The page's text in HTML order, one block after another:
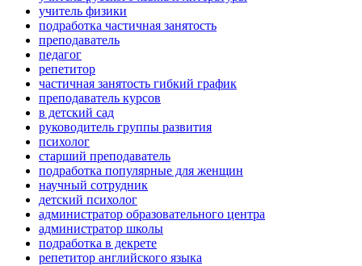
учитель физики
подработка частичная занятость
преподаватель
педагог
репетитор
частичная занятость гибкий график
преподаватель курсов
в детский сад
руководитель группы развития
психолог
старший преподаватель
подработка популярные для женщин
научный сотрудник
детский психолог
администратор образовательного центра
администратор школы
подработка в декрете
репетитор английского языка